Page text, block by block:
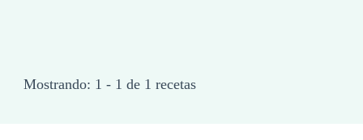
Mostrando: 1 - 1 de 1 recetas